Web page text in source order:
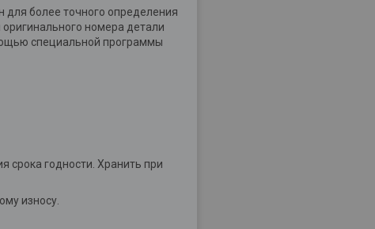
более точного определения
номера детали
специальной программы
срока годности. Хранить при
износу.